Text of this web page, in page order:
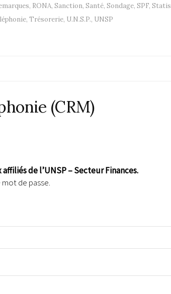
, RONA, Sanction, Santé, Sondage, SPF,
, Trésorerie, U.N.S.P., UNSP
(CRM)
de l’UNSP – Secteur Finances.
de passe.